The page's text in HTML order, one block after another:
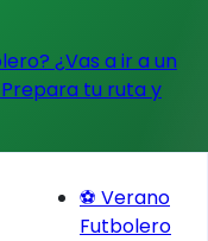
¿Vas a ir a un
Prepara tu ruta y
⚽ Verano
Futbolero